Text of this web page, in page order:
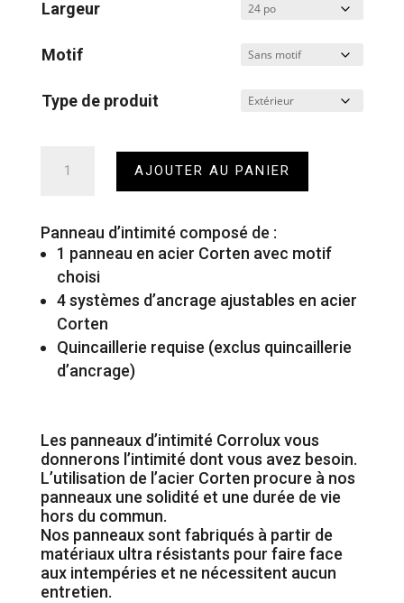
Largeur
Motif
Type de produit
AJOUTER AU PANIER
Panneau d’intimité composé de :
1 panneau en acier Corten avec motif
choisi
4 systèmes d’ancrage ajustables en acier
Corten
Quincaillerie requise (exclus quincaillerie
d’ancrage)
Les panneaux d’intimité Corrolux vous
donnerons l’intimité dont vous avez besoin.
L’utilisation de l’acier Corten procure à nos
panneaux une solidité et une durée de vie
hors du commun.
Nos panneaux sont fabriqués à partir de
matériaux ultra résistants pour faire face
aux intempéries et ne nécessitent aucun
entretien.